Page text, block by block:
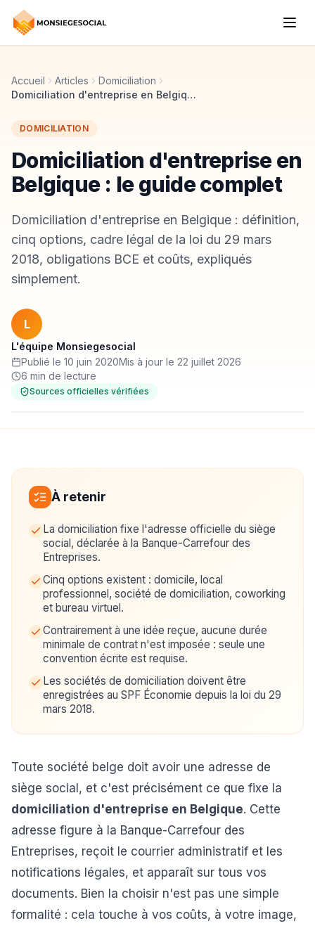
Accueil Articles
Domiciliation
Domiciliation d'entreprise en Belgique : le guide complet
DOMICILIATION
Domiciliation d'entreprise en
Belgique : le guide complet
Domiciliation d'entreprise en Belgique : définition,
cinq options, cadre légal de la loi du 29 mars
2018, obligations BCE et coûts, expliqués
simplement.
L
L'équipe Monsiegesocial
Publié le 10 juin 2020Mis à jour le 22 juillet 2026
6 min de lecture
Sources officielles vérifiées
À retenir
La domiciliation fixe l'adresse officielle du siège
social, déclarée à la Banque-Carrefour des
Entreprises.
Cinq options existent : domicile, local
professionnel, société de domiciliation, coworking
et bureau virtuel.
Contrairement à une idée reçue, aucune durée
minimale de contrat n'est imposée : seule une
convention écrite est requise.
Les sociétés de domiciliation doivent être
enregistrées au SPF Économie depuis la loi du 29
mars 2018.
Toute société belge doit avoir une adresse de
siège social, et c'est précisément ce que fixe la
domiciliation d'entreprise en Belgique. Cette
adresse figure à la Banque-Carrefour des
Entreprises, reçoit le courrier administratif et les
notifications légales, et apparaît sur tous vos
documents. Bien la choisir n'est pas une simple
formalité : cela touche à vos coûts, à votre image,